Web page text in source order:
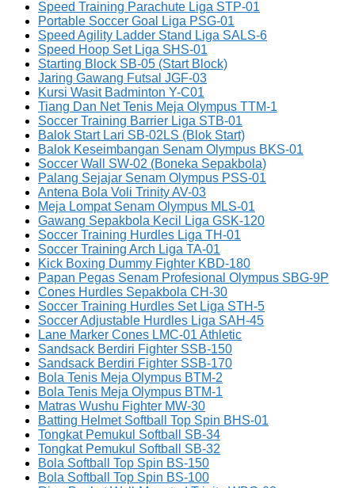
Speed Training Parachute Liga STP-01
Portable Soccer Goal Liga PSG-01
Speed Agility Ladder Stand Liga SALS-6
Speed Hoop Set Liga SHS-01
Starting Block SB-05 (Start Block)
Jaring Gawang Futsal JGF-03
Kursi Wasit Badminton Y-C01
Tiang Dan Net Tenis Meja Olympus TTM-1
Soccer Training Barrier Liga STB-01
Balok Start Lari SB-02LS (Blok Start)
Balok Keseimbangan Senam Olympus BKS-01
Soccer Wall SW-02 (Boneka Sepakbola)
Palang Sejajar Senam Olympus PSS-01
Antena Bola Voli Trinity AV-03
Meja Lompat Senam Olympus MLS-01
Gawang Sepakbola Kecil Liga GSK-120
Soccer Training Hurdles Liga TH-01
Soccer Training Arch Liga TA-01
Kick Boxing Dummy Fighter KBD-180
Papan Pegas Senam Profesional Olympus SBG-9P
Cones Hurdles Sepakbola CH-30
Soccer Training Hurdles Set Liga STH-5
Soccer Adjustable Hurdles Liga SAH-45
Lane Marker Cones LMC-01 Athletic
Sandsack Berdiri Fighter SSB-150
Sandsack Berdiri Fighter SSB-170
Bola Tenis Meja Olympus BTM-2
Bola Tenis Meja Olympus BTM-1
Matras Wushu Fighter MW-30
Batting Helmet Softball Top Spin BHS-01
Tongkat Pemukul Softball SB-34
Tongkat Pemukul Softball SB-32
Bola Softball Top Spin BS-150
Bola Softball Top Spin BS-100